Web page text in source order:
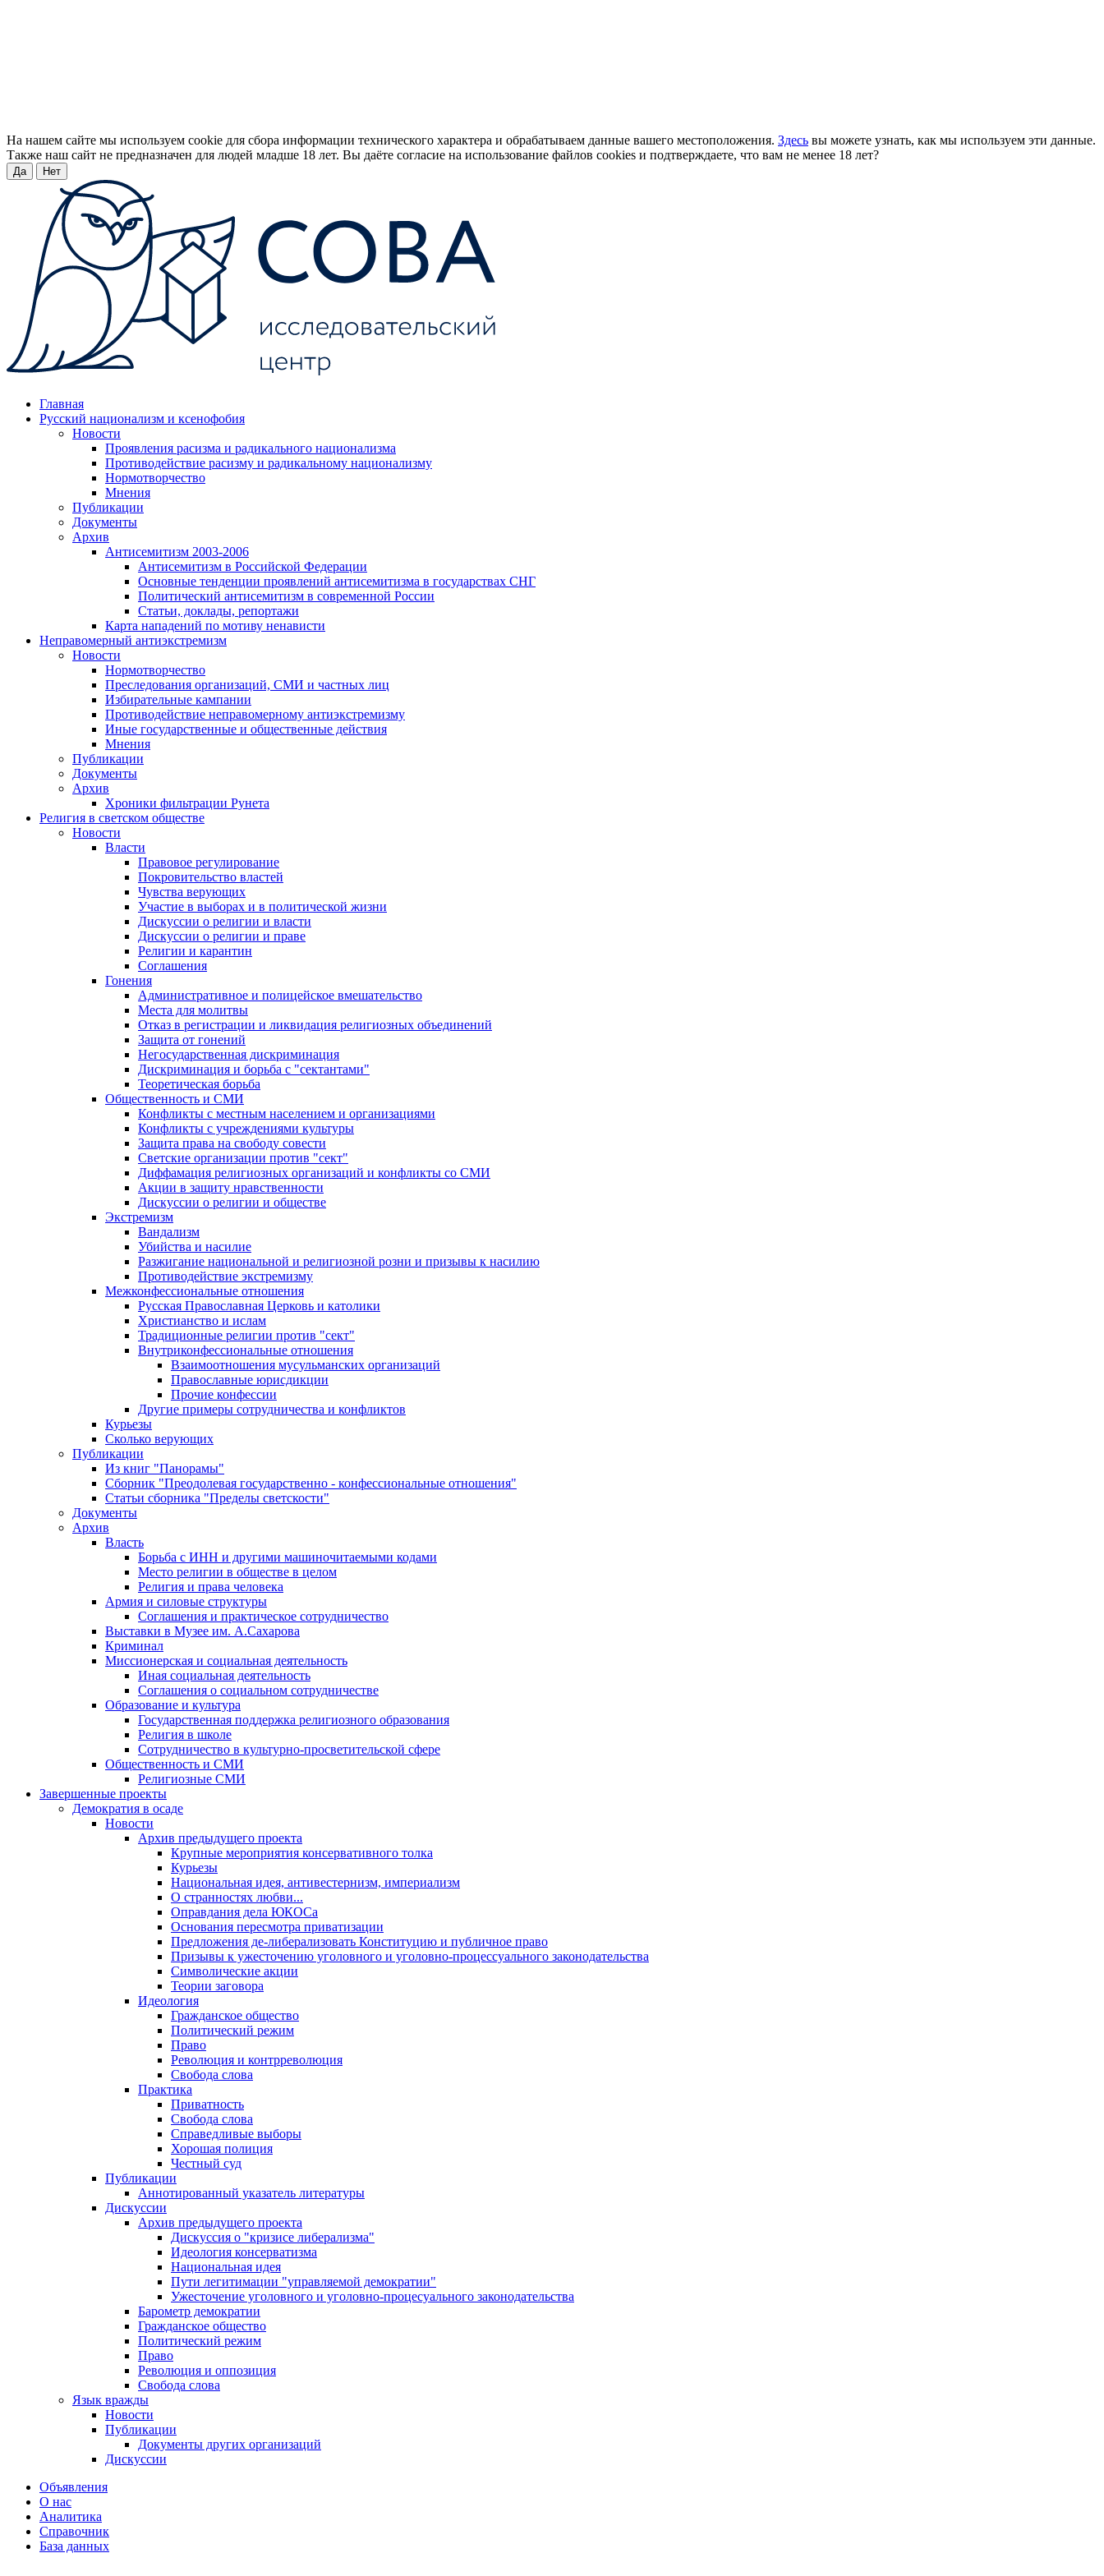
На нашем сайте мы используем cookie для сбора информации технического характера и обрабатываем данные вашего местоположения. Здесь вы можете узнать, как мы используем эти данные.
Также наш сайт не предназначен для людей младше 18 лет. Вы даёте согласие на использование файлов cookies и подтверждаете, что вам не менее 18 лет?
Да Нет
Главная
Русский национализм и ксенофобия
Новости
Проявления расизма и радикального национализма
Противодействие расизму и радикальному национализму
Нормотворчество
Мнения
Публикации
Документы
Архив
Антисемитизм 2003-2006
Антисемитизм в Российской Федерации
Основные тенденции проявлений антисемитизма в государствах СНГ
Политический антисемитизм в современной России
Статьи, доклады, репортажи
Карта нападений по мотиву ненависти
Неправомерный антиэкстремизм
Новости
Нормотворчество
Преследования организаций, СМИ и частных лиц
Избирательные кампании
Противодействие неправомерному антиэкстремизму
Иные государственные и общественные действия
Мнения
Публикации
Документы
Архив
Хроники фильтрации Рунета
Религия в светском обществе
Новости
Власти
Правовое регулирование
Покровительство властей
Чувства верующих
Участие в выборах и в политической жизни
Дискуссии о религии и власти
Дискуссии о религии и праве
Религии и карантин
Соглашения
Гонения
Административное и полицейское вмешательство
Места для молитвы
Отказ в регистрации и ликвидация религиозных объединений
Защита от гонений
Негосударственная дискриминация
Дискриминация и борьба с "сектантами"
Теоретическая борьба
Общественность и СМИ
Конфликты с местным населением и организациями
Конфликты с учреждениями культуры
Защита права на свободу совести
Светские организации против "сект"
Диффамация религиозных организаций и конфликты со СМИ
Акции в защиту нравственности
Дискуссии о религии и обществе
Экстремизм
Вандализм
Убийства и насилие
Разжигание национальной и религиозной розни и призывы к насилию
Противодействие экстремизму
Межконфессиональные отношения
Русская Православная Церковь и католики
Христианство и ислам
Традиционные религии против "сект"
Внутриконфессиональные отношения
Взаимоотношения мусульманских организаций
Православные юрисдикции
Прочие конфессии
Другие примеры сотрудничества и конфликтов
Курьезы
Сколько верующих
Публикации
Из книг "Панорамы"
Сборник "Преодолевая государственно - конфессиональные отношения"
Статьи сборника "Пределы светскости"
Документы
Архив
Власть
Борьба с ИНН и другими машиночитаемыми кодами
Место религии в обществе в целом
Религия и права человека
Армия и силовые структуры
Соглашения и практическое сотрудничество
Выставки в Музее им. А.Сахарова
Криминал
Миссионерская и социальная деятельность
Иная социальная деятельность
Соглашения о социальном сотрудничестве
Образование и культура
Государственная поддержка религиозного образования
Религия в школе
Сотрудничество в культурно-просветительской сфере
Общественность и СМИ
Религиозные СМИ
Завершенные проекты
Демократия в осаде
Новости
Архив предыдущего проекта
Крупные мероприятия консервативного толка
Курьезы
Национальная идея, антивестернизм, империализм
О странностях любви...
Оправдания дела ЮКОСа
Основания пересмотра приватизации
Предложения де-либерализовать Конституцию и публичное право
Призывы к ужесточению уголовного и уголовно-процессуального законодательства
Символические акции
Теории заговора
Идеология
Гражданское общество
Политический режим
Право
Революция и контрреволюция
Свобода слова
Практика
Приватность
Свобода слова
Справедливые выборы
Хорошая полиция
Честный суд
Публикации
Аннотированный указатель литературы
Дискуссии
Архив предыдущего проекта
Дискуссия о "кризисе либерализма"
Идеология консерватизма
Национальная идея
Пути легитимации "управляемой демократии"
Ужесточение уголовного и уголовно-процесуального законодательства
Барометр демократии
Гражданское общество
Политический режим
Право
Революция и оппозиция
Свобода слова
Язык вражды
Новости
Публикации
Документы других организаций
Дискуссии
Объявления
О нас
Аналитика
Справочник
База данных